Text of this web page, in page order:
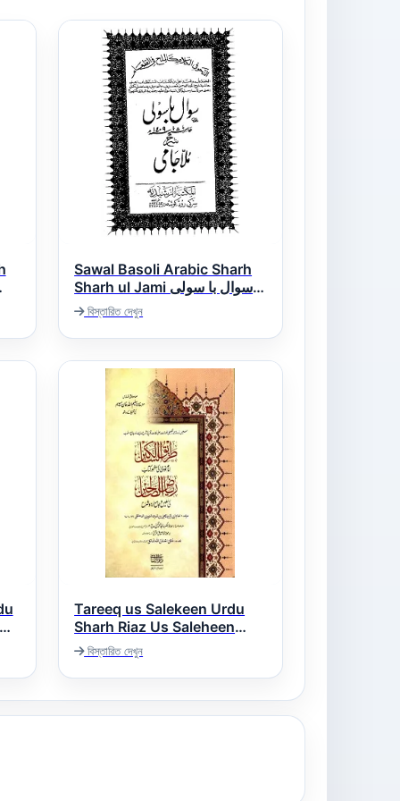
Sawal Basoli Arabic Sharh
Sharh ul Jami سوال با سولى
عربى شرح شرح ملا جامى
বিস্তারিত দেখুন
Tareeq us Salekeen Urdu
Sharh Riaz Us Saleheen
طریق السالکین اردو شرح ریاض
الصالحین
বিস্তারিত দেখুন